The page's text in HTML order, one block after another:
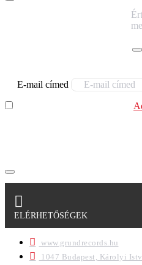
E-mail címed
ELÉRHETŐSÉGEK
www.grundrecords.hu
1047 Budapest, Károlyi